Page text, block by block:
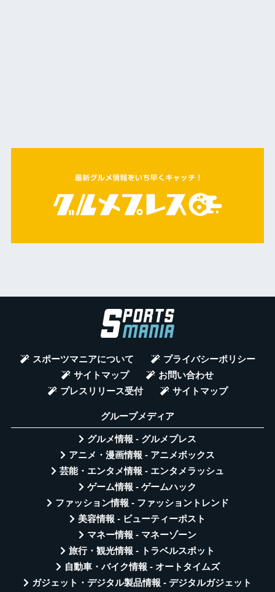
スポーツマニアについて
プライバシーポリシー
サイトマップ
お問い合わせ
プレスリリース受付
サイトマップ
グループメディア
グルメ情報 - グルメプレス
アニメ・漫画情報 - アニメボックス
芸能・エンタメ情報 - エンタメラッシュ
ゲーム情報 - ゲームハック
ファッション情報 - ファッショントレンド
美容情報 - ビューティーポスト
マネー情報 - マネーゾーン
旅行・観光情報 - トラベルスポット
自動車・バイク情報 - オートタイムズ
ガジェット・デジタル製品情報 - デジタルガジェット